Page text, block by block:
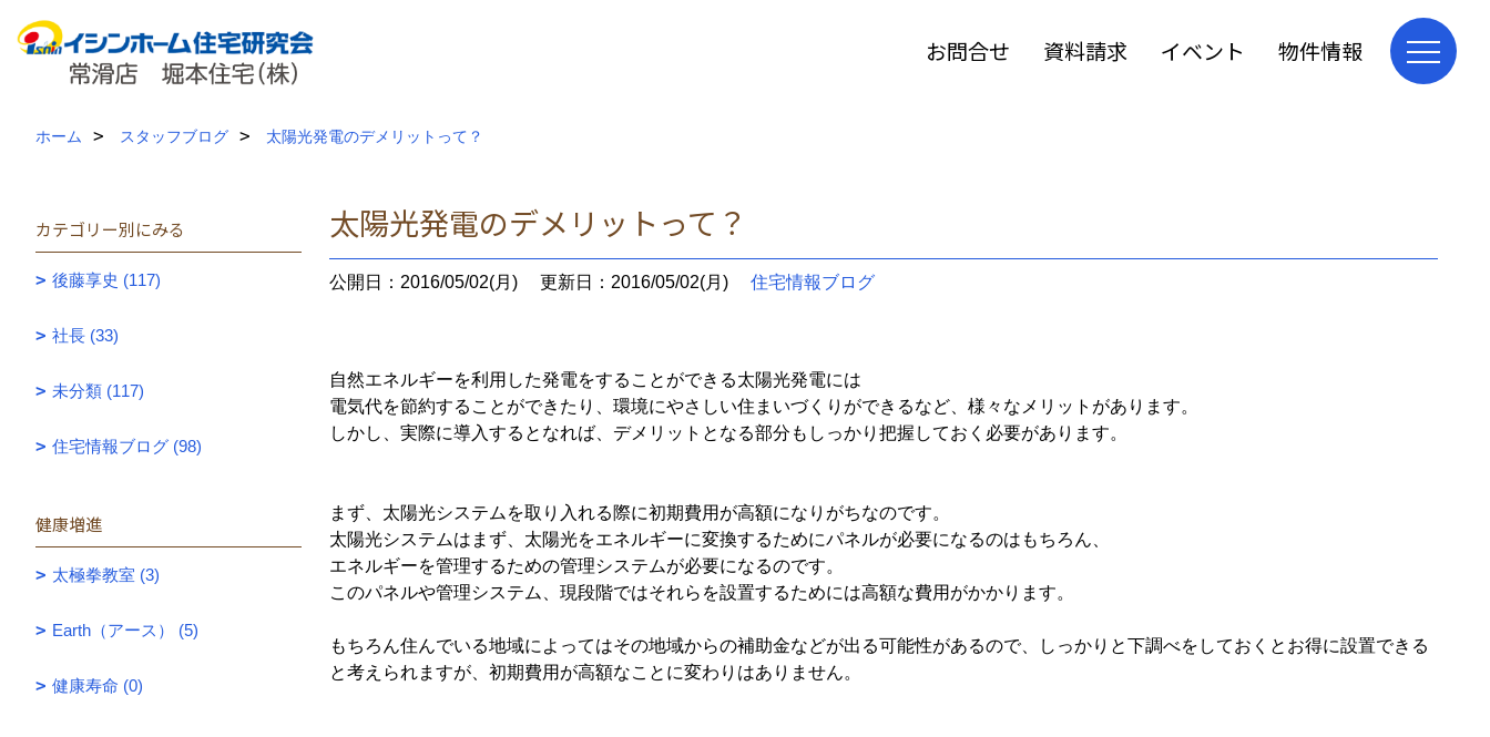
お問合せ 資料請求 イベント 物件情報
ホーム スタッフブログ 太陽光発電のデメリットって？
太陽光発電のデメリットって？
公開日：2016/05/02(月) 更新日：2016/05/02(月) 住宅情報ブログ
自然エネルギーを利用した発電をすることができる太陽光発電には
電気代を節約することができたり、環境にやさしい住まいづくりができるなど、様々なメリットがあります。
しかし、実際に導入するとなれば、デメリットとなる部分もしっかり把握しておく必要があります。
まず、太陽光システムを取り入れる際に初期費用が高額になりがちなのです。
太陽光システムはまず、太陽光をエネルギーに変換するためにパネルが必要になるのはもちろん、
エネルギーを管理するための管理システムが必要になるのです。
このパネルや管理システム、現段階ではそれらを設置するためには高額な費用がかかります。
もちろん住んでいる地域によってはその地域からの補助金などが出る可能性があるので、しっかりと下調べをしておくとお得に設置できる
と考えられますが、初期費用が高額なことに変わりはありません。
カテゴリー別にみる
後藤享史 (117)
社長 (33)
未分類 (117)
住宅情報ブログ (98)
健康増進
太極拳教室 (3)
Earth（アース） (5)
健康寿命 (0)